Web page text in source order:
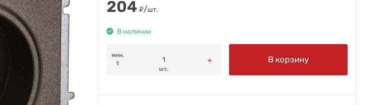
204 ₽/шт.
В наличии
мин.
1
шт.
В корзину